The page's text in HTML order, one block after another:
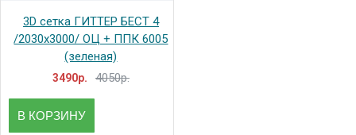
3D сетка ГИТТЕР БЕСТ 4
/2030x3000/ ОЦ + ППК 6005
(зеленая)
3490р. 4050р.
В КОРЗИНУ